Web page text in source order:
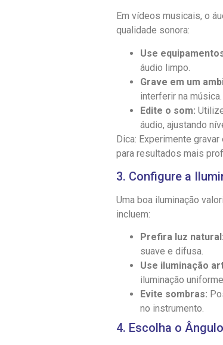
Em vídeos musicais, o
qualidade sonora:
Use
áudio limpo.
Grave em um
interferir na música.
Edite o som:
áudio, ajustando
Dica: Experimente
para resultados mais
3. Configure a
Uma boa iluminação
incluem:
Prefira luz natural:
suave e difusa.
Use iluminação
iluminação
Evite sombras:
no instrumento.
4. Escolha o